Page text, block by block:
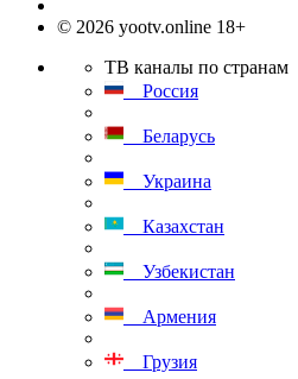
© 2026 yootv.online 18+
ТВ каналы по странам
Россия
Беларусь
Украина
Казахстан
Узбекистан
Армения
Грузия